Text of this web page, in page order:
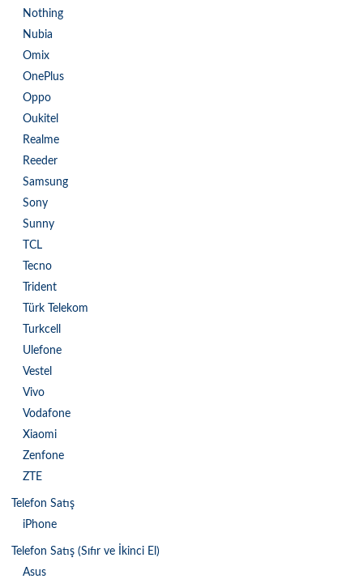
Nothing
Nubia
Omix
OnePlus
Oppo
Oukitel
Realme
Reeder
Samsung
Sony
Sunny
TCL
Tecno
Trident
Türk Telekom
Turkcell
Ulefone
Vestel
Vivo
Vodafone
Xiaomi
Zenfone
ZTE
Telefon Satış
iPhone
Telefon Satış (Sıfır ve İkinci El)
Asus